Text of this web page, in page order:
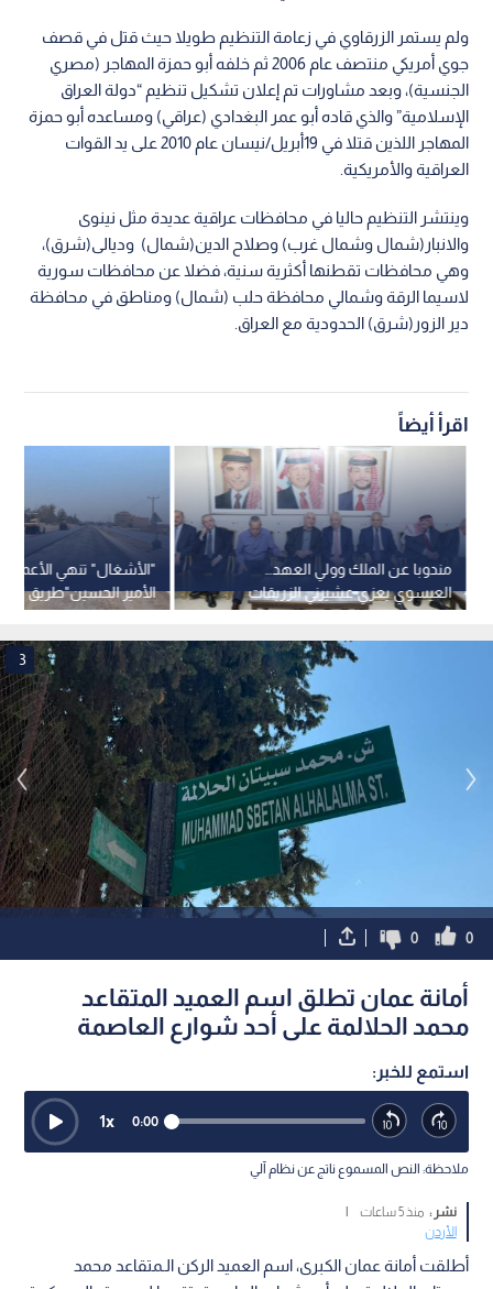
ولم يستمر الزرقاوي في زعامة التنظيم طويلا حيث قتل في قصف
جوي أمريكي منتصف عام 2006 ثم خلفه أبو حمزة المهاجر (مصري
الجنسية)، وبعد مشاورات تم إعلان تشكيل تنظيم “دولة العراق
الإسلامية” والذي قاده أبو عمر البغدادي (عراقي) ومساعده أبو حمزة
المهاجر اللذين قتلا في 19أبريل/نيسان عام 2010 على يد القوات
العراقية والأمريكية.
وينتشر التنظيم حاليا في محافظات عراقية عديدة مثل نينوى
والانبار(شمال وشمال غرب) وصلاح الدين(شمال) وديالى(شرق)،
وهي محافظات تقطنها أكثرية سنية، فضلا عن محافظات سورية
لاسيما الرقة وشمالي محافظة حلب (شمال) ومناطق في محافظة
دير الزور(شرق) الحدودية مع العراق.
اقرأ أيضاً
"الأشغال" تنهي
الأمير الحسين"طريق
الحركات المرورية
مندوبا عن الملك وولي العهد…
العيسوي يعزي عشيرني الزريقات
والسماوي
3
0
0
أمانة عمان تطلق اسم العميد المتقاعد
محمد الحلالمة على أحد شوارع العاصمة
استمع للخبر:
0:00
1x
ملاحظة: النص المسموع ناتج عن نظام آلي
نشر : منذ 5 ساعات
|
الأردن
أطلقت أمانة عمان الكبرى، اسم العميد الركن الـمتقاعد محمد